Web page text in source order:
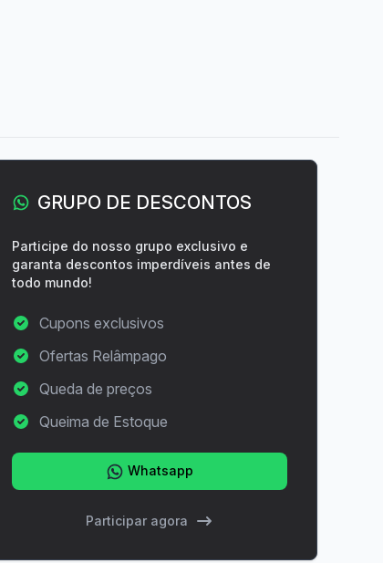
GRUPO DE DESCONTOS
Participe do nosso grupo exclusivo e
garanta descontos imperdíveis antes de
todo mundo!
Cupons exclusivos
Ofertas Relâmpago
Queda de preços
Queima de Estoque
Whatsapp
Participar agora